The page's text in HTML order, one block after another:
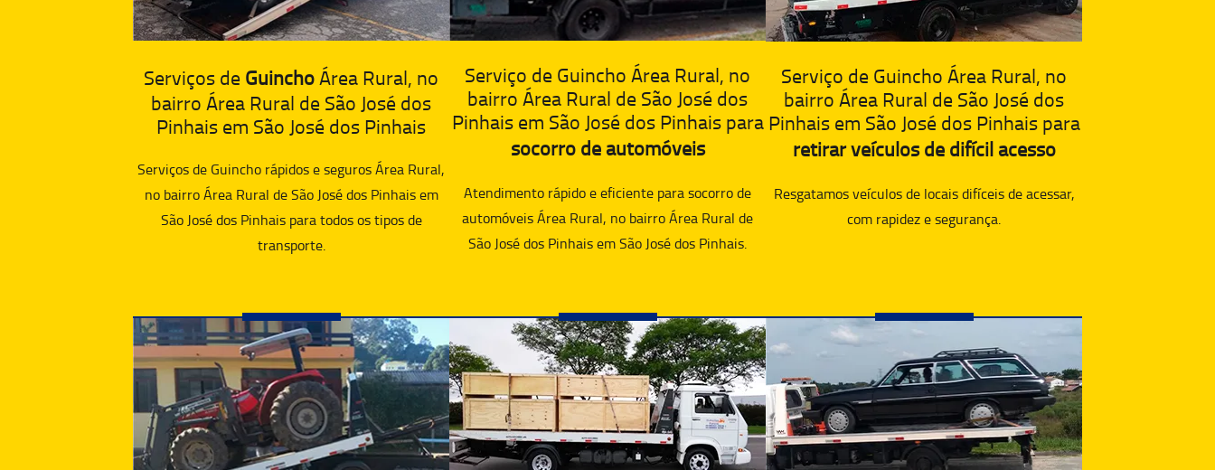
Serviços deGuinchoÁrea Rural, no
bairro Área Rural de São José dos
Pinhais em São José dos Pinhais
Serviços de Guincho rápidos e seguros Área Rural,
no bairro Área Rural de São José dos Pinhais em
São José dos Pinhais para todos os tipos de
transporte.
Serviço de Guincho Área Rural, no
bairro Área Rural de São José dos
Pinhais em São José dos Pinhais para
socorro de automóveis
Atendimento rápido e eficiente para socorro de
automóveis Área Rural, no bairro Área Rural de
São José dos Pinhais em São José dos Pinhais.
Serviço de Guincho Área Rural, no
bairro Área Rural de São José dos
Pinhais em São José dos Pinhais para
retirar veículos de difícil acesso
Resgatamos veículos de locais difíceis de acessar,
com rapidez e segurança.